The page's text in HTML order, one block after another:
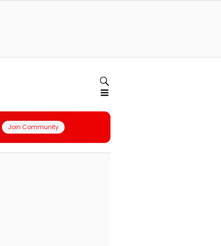
Join Community